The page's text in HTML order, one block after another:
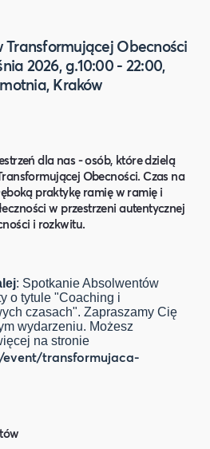
Transformującej Obecności
2026, g.10:00 - 22:00,
Kraków
dla nas - osób, które dzielą
Obecności. Czas na
praktykę ramię w ramię i
w przestrzeni autentycznej
i rozkwitu.
: Spotkanie Absolwentów
o tytule "Coaching i
czasach". Zapraszamy Cię
wydarzeniu. Możesz
na stronie
transformujaca-